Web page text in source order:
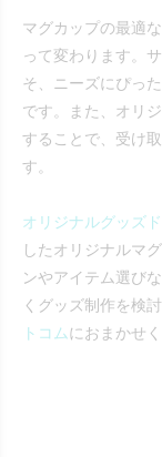
マグカップの最適
って変わります。
そ、ニーズにぴっ
です。また、オリ
することで、受け
す。
オリジナルグッズ
したオリジナルマ
ンやアイテム選び
くグッズ制作を検
トコムにおまかせく